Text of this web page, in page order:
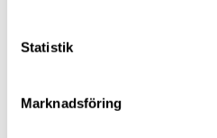
Statistik
Marknadsföring
Sea Ray
-2006, 350